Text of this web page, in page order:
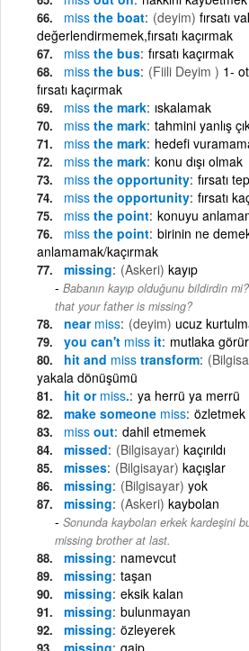
miss the boat (deyim) fırsatı
değerlendirmemek,fırsatı kaçırmak
miss the bus fırsatı kaçırmak
miss the bus (Fiili Deyim ) 1-
fırsatı kaçırmak
miss the mark ıskalamak
miss the mark tahmini yanlış
miss the mark hedefi
miss the mark konu dışı olmak
miss the opportunity fırsatı
miss the opportunity fırsatı
miss the point konuyu
miss the point birinin ne
anlamamak/kaçırmak
missing (Askeri) kayıp
Babanın kayıp olduğunu bildirdin mi?
that your father is missing?
near miss (deyim) ucuz
you can't miss it mutlaka
hit and miss transform
yakala dönüşümü
hit or miss. ya herrü ya merrü
make someone miss özletmek
miss out dahil etmemek
missed (Bilgisayar) kaçırıldı
misses (Bilgisayar) kaçışlar
missing (Bilgisayar) yok
missing (Askeri) kaybolan
Sonunda kaybolan erkek kardeşini
missing brother at last.
missing namevcut
missing taşan
missing eksik kalan
missing bulunmayan
missing özleyerek
missing gaip